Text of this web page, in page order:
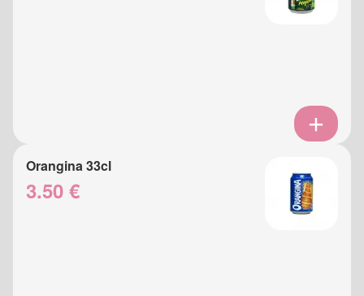
Orangina 33cl
3.50 €